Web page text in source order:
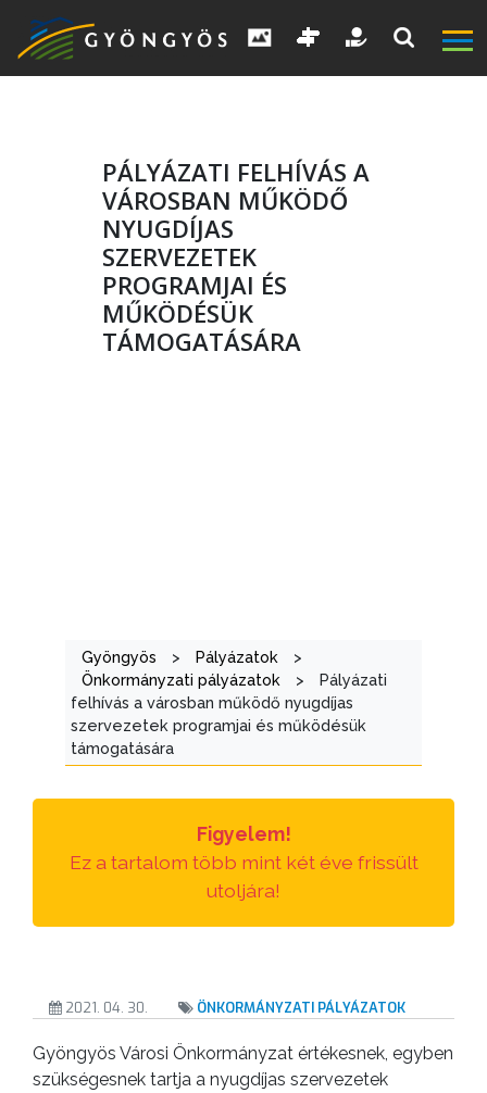
GYÖNGYÖS
VÁROS
ÉRTÉKTÁRA
VÁROSUNKRÓL
PÁLYÁZATI FELHÍVÁS A
VÁROSBAN MŰKÖDŐ
NYUGDÍJAS
SZERVEZETEK
PROGRAMJAI ÉS
MŰKÖDÉSÜK
TÁMOGATÁSÁRA
Gyöngyös > Pályázatok
>
Önkormányzati pályázatok
>
Pályázati
felhívás a városban működő nyugdíjas
szervezetek programjai és működésük
támogatására
Figyelem!
Ez a tartalom több mint két éve frissült
utoljára!
2021. 04. 30. ÖNKORMÁNYZATI PÁLYÁZATOK
Gyöngyös Városi Önkormányzat értékesnek, egyben
szükségesnek tartja a nyugdíjas szervezetek